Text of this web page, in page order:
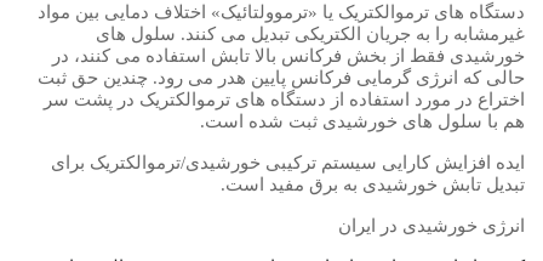
دستگاه های ترموالکتریک یا «ترموولتائیک» اختلاف دمایی بین مواد
غیرمشابه را به جریان الکتریکی تبدیل می کنند. سلول های
خورشیدی فقط از بخش فرکانس بالا تابش استفاده می کنند، در
حالی که انرژی گرمایی فرکانس پایین هدر می رود. چندین حق ثبت
اختراع در مورد استفاده از دستگاه های ترموالکتریک در پشت سر
هم با سلول های خورشیدی ثبت شده است.
ایده افزایش کارایی سیستم ترکیبی خورشیدی/ترموالکتریک برای
تبدیل تابش خورشیدی به برق مفید است.
انرژی خورشیدی در ایران